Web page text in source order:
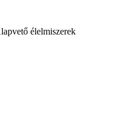
élelmiszerek